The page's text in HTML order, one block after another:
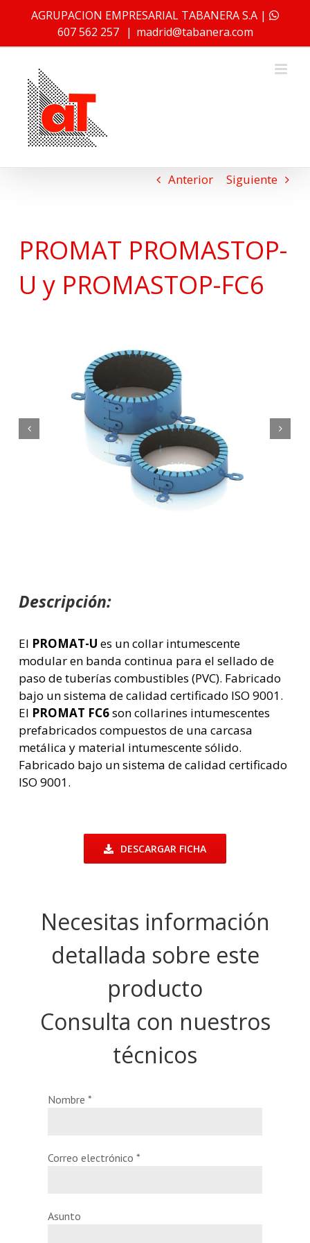
contenido
AGRUPACION EMPRESARIAL TABANERA S.A |
607 562 257 | madrid@tabanera.com
Anterior Siguiente
PROMAT PROMASTOP-
U y PROMASTOP-FC6
Descripción:
El PROMAT-U es un collar intumescente
modular en banda continua para el sellado de
paso de tuberías combustibles (PVC). Fabricado
bajo un sistema de calidad certificado ISO 9001.
El PROMAT FC6son collarines intumescentes
prefabricados compuestos de una carcasa
metálica y material intumescente sólido.
Fabricado bajo un sistema de calidad certificado
ISO 9001.
DESCARGAR FICHA
Necesitas información
detallada sobre este
producto
Consulta con nuestros
técnicos
Nombre *
Correo electrónico *
Asunto